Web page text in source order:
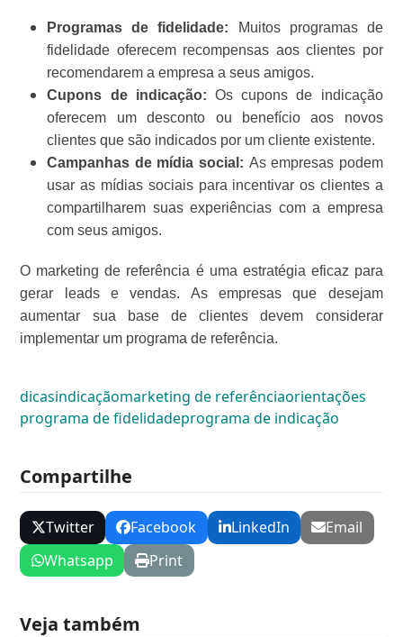
Programas de fidelidade: Muitos programas de
fidelidade oferecem recompensas aos clientes por
recomendarem a empresa a seus amigos.
Cupons de indicação: Os cupons de indicação
oferecem um desconto ou benefício aos novos
clientes que são indicados por um cliente existente.
Campanhas de mídia social: As empresas podem
usar as mídias sociais para incentivar os clientes a
compartilharem suas experiências com a empresa
com seus amigos.
O marketing de referência é uma estratégia eficaz para
gerar leads e vendas. As empresas que desejam
aumentar sua base de clientes devem considerar
implementar um programa de referência.
dicasindicaçãomarketing de referênciaorientações
programa de fidelidadeprograma de indicação
Compartilhe
Twitter Facebook LinkedIn
Email
Whatsapp
Print
Veja também